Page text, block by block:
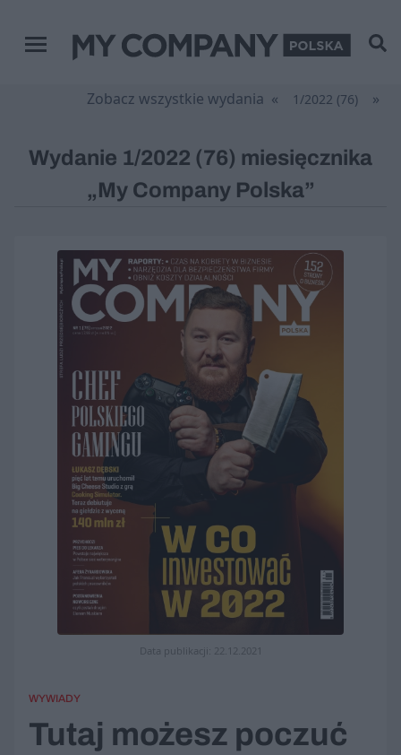
Menu główne
Zobacz wszystkie wydania « 1/2022 (76) »
Wydanie 1/2022 (76) miesięcznika
„My Company Polska”
Data publikacji: 22.12.2021
WYWIADY
Tutaj możesz poczuć